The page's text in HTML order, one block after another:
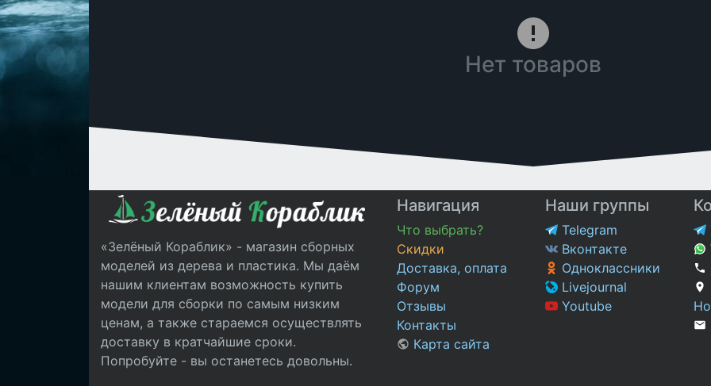
Нет товаров
«Зелёный Кораблик» - магазин сборных
моделей из дерева и пластика. Мы даём
нашим клиентам возможность купить
модели для сборки по самым низким
ценам, а также стараемся осуществлять
доставку в кратчайшие сроки.
Попробуйте - вы останетесь довольны.
Навигация
Что выбрать?
Скидки
Доставка, оплата
Форум
Отзывы
Контакты
Карта сайта
Наши группы
Telegram
Вконтакте
Одноклассники
Livejournal
Youtube